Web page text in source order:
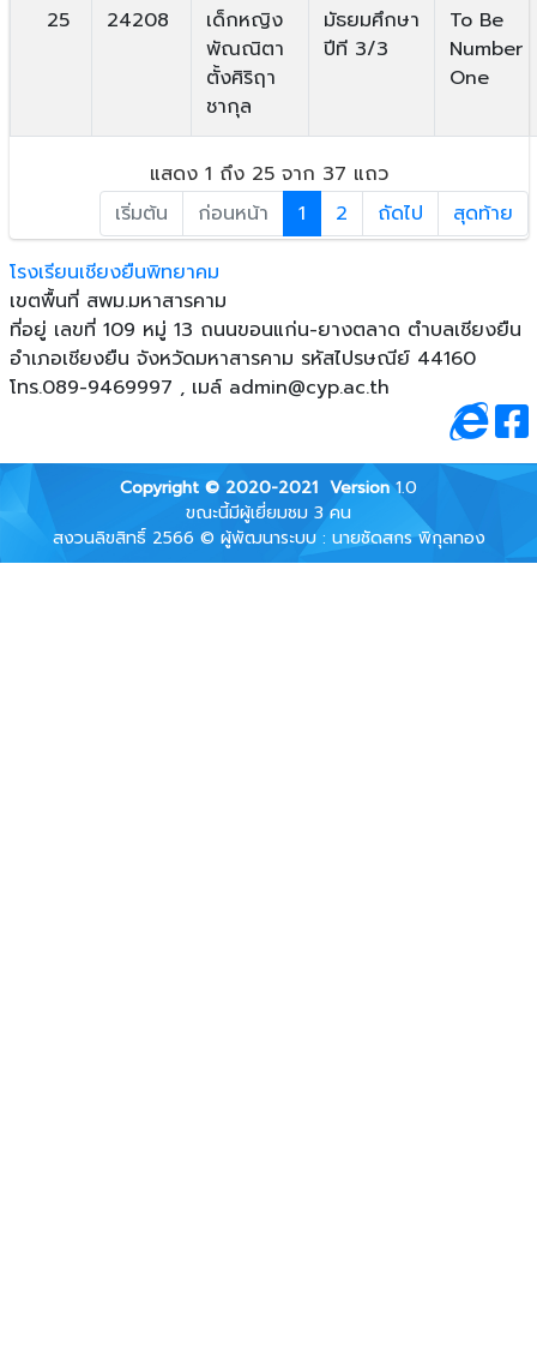
25 24208
เด็กหญิง
พัณณิตา
ตั้งศิริฤา
ชากุล
มัธยมศึกษา
ปีที 3/3
To Be
Number
One
แสดง 1 ถึง 25 จาก 37 แถว
เริ่มต้น
ก่อนหน้า 1 2 ถัดไป สุดท้าย
โรงเรียนเชียงยืนพิทยาคม
เขตพื้นที่ สพม.มหาสารคาม
ที่อยู่ เลขที่ 109 หมู่ 13 ถนนขอนแก่น-ยางตลาด ตําบลเชียงยืน
อําเภอเชียงยืน จังหวัดมหาสารคาม รหัสไปรษณีย์ 44160
โทร.089-9469997 , เมล์ admin@cyp.ac.th
Copyright © 2020-2021 Version1.0
ขณะนี้มีผู้เยี่ยมชม 3 คน
สงวนลิขสิทธิ์ 2566 © ผู้พัฒนาระบบ : นายชัดสกร พิกุลทอง